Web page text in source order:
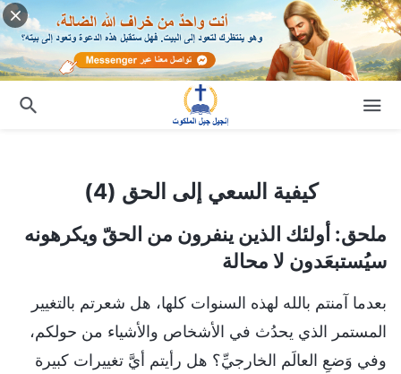
كيفية السعي إلى الحق (4)
ملحق: أولئك الذين ينفرون من الحقّ ويكرهونه
سيُستبعَدون لا محالة
بعدما آمنتم بالله لهذه السنوات كلها، هل شعرتم بالتغيير
المستمر الذي يحدُث في الأشخاص والأشياء من حولكم،
وفي وَضعِ العالَم الخارجيِّ؟ هل رأيتم أيَّ تغييرات كبيرة